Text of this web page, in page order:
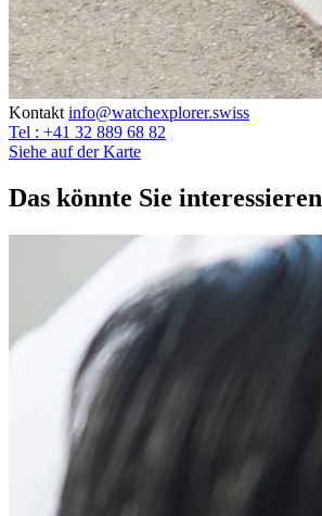
Kontakt info@watchexplorer.swiss
Tel : +41 32 889 68 82
Siehe auf der Karte
Das könnte Sie interessieren